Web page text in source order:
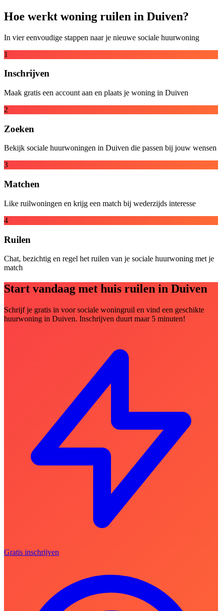
Hoe werkt woning ruilen in Duiven?
In vier eenvoudige stappen naar je nieuwe sociale huurwoning
1
Inschrijven
Maak gratis een account aan en plaats je woning in Duiven
2
Zoeken
Bekijk sociale huurwoningen in Duiven die passen bij jouw wensen
3
Matchen
Like ruilwoningen en krijg een match bij wederzijds interesse
4
Ruilen
Chat, bezichtig en regel het ruilen van je sociale huurwoning met je
match
Start vandaag met huis ruilen in Duiven
Schrijf je gratis in voor sociale woningruil en vind een geschikte
huurwoning in Duiven. Inschrijven duurt maar 5 minuten!
Gratis inschrijven